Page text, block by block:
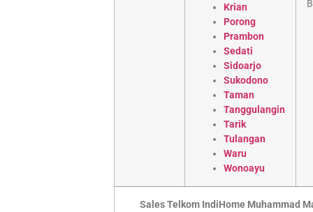
Krian
Porong
Prambon
Sedati
Sidoarjo
Sukodono
Taman
Tanggulangin
Tarik
Tulangan
Waru
Wonoayu
Sales Telkom IndiHome Muhammad